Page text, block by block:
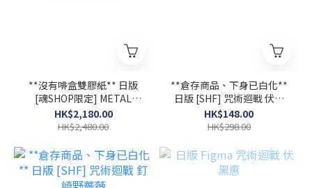
**沒有啡盒雙膠紙** 日版
[魂SHOP限定] METAL
BUILD Code Geass 反叛的
魯路修R2 紅蓮聖天八極式
HK$2,180.00
HK$2,480.00
**倉存商品、下身已白化**
日版 [SHF] 咒術迴戰 伏黑
惠
HK$148.00
HK$298.00